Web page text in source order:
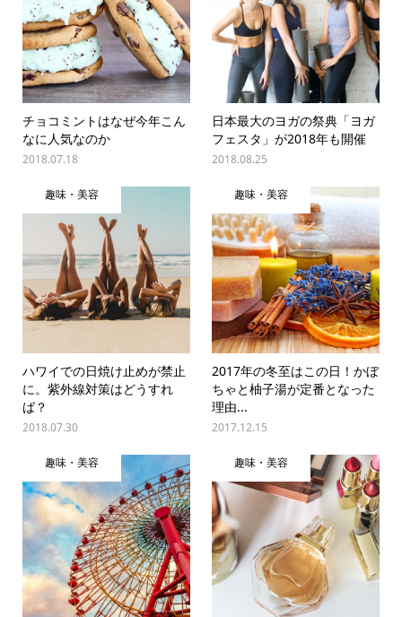
チョコミントはなぜ今年こん
なに人気なのか
2018.07.18
日本最大のヨガの祭典「ヨガ
フェスタ」が2018年も開催
2018.08.25
趣味・美容
ハワイでの日焼け止めが禁止
に。紫外線対策はどうすれ
ば？
2018.07.30
趣味・美容
2017年の冬至はこの日！かぼ
ちゃと柚子湯が定番となった
理由...
2017.12.15
趣味・美容 趣味・美容